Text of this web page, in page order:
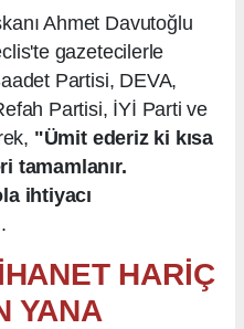
Ahmet Davutoğlu
gazetecilerle
Partisi, DEVA,
Partisi, İYİ Parti ve
"Ümit ederiz ki kısa
tamamlanır.
ihtiyacı
HARİÇ
YANA